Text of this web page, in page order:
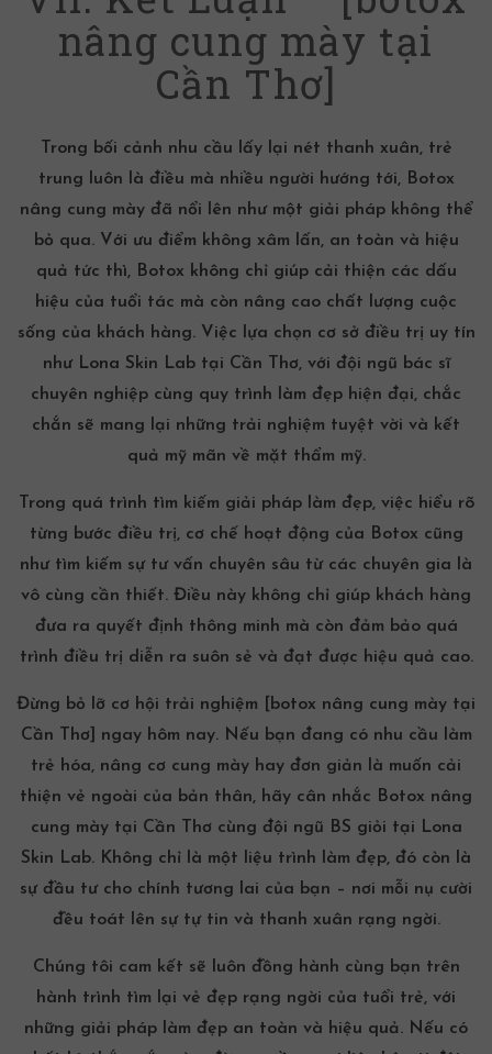
nâng cung mày tại
Cần Thơ]
Trong bối cảnh nhu cầu lấy lại nét thanh xuân, trẻ
trung luôn là điều mà nhiều người hướng tới, Botox
nâng cung mày đã nổi lên như một giải pháp không thể
bỏ qua. Với ưu điểm không xâm lấn, an toàn và hiệu
quả tức thì, Botox không chỉ giúp cải thiện các dấu
hiệu của tuổi tác mà còn nâng cao chất lượng cuộc
sống của khách hàng. Việc lựa chọn cơ sở điều trị uy tín
như Lona Skin Lab tại Cần Thơ, với đội ngũ bác sĩ
chuyên nghiệp cùng quy trình làm đẹp hiện đại, chắc
chắn sẽ mang lại những trải nghiệm tuyệt vời và kết
quả mỹ mãn về mặt thẩm mỹ.
Trong quá trình tìm kiếm giải pháp làm đẹp, việc hiểu rõ
từng bước điều trị, cơ chế hoạt động của Botox cũng
như tìm kiếm sự tư vấn chuyên sâu từ các chuyên gia là
vô cùng cần thiết. Điều này không chỉ giúp khách hàng
đưa ra quyết định thông minh mà còn đảm bảo quá
trình điều trị diễn ra suôn sẻ và đạt được hiệu quả cao.
Đừng bỏ lỡ cơ hội trải nghiệm [botox nâng cung mày tại
Cần Thơ] ngay hôm nay. Nếu bạn đang có nhu cầu làm
trẻ hóa, nâng cơ cung mày hay đơn giản là muốn cải
thiện vẻ ngoài của bản thân, hãy cân nhắc Botox nâng
cung mày tại Cần Thơ cùng đội ngũ BS giỏi tại Lona
Skin Lab. Không chỉ là một liệu trình làm đẹp, đó còn là
sự đầu tư cho chính tương lai của bạn – nơi mỗi nụ cười
đều toát lên sự tự tin và thanh xuân rạng ngời.
Chúng tôi cam kết sẽ luôn đồng hành cùng bạn trên
hành trình tìm lại vẻ đẹp rạng ngời của tuổi trẻ, với
những giải pháp làm đẹp an toàn và hiệu quả. Nếu có